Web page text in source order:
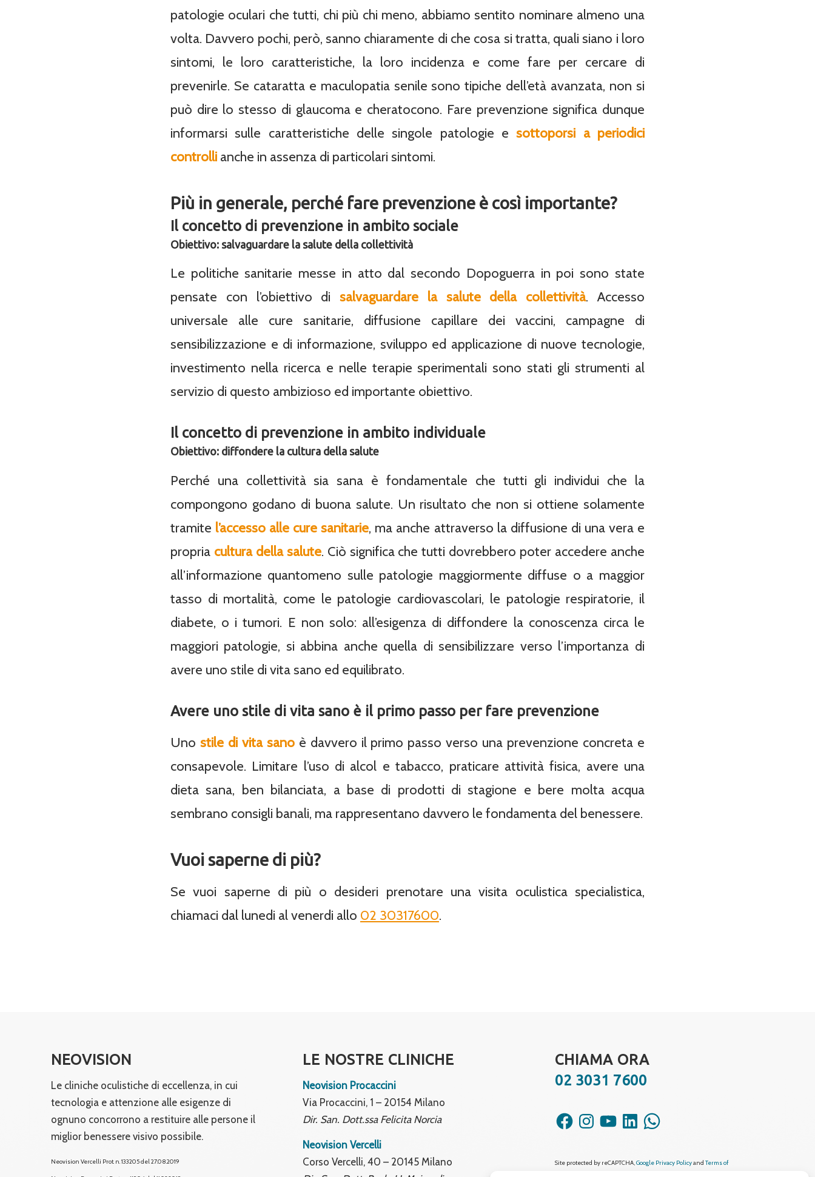
patologie oculari che tutti, chi più chi meno, abbiamo sentito nominare almeno una
volta. Davvero pochi, però, sanno chiaramente di che cosa si tratta, quali siano i loro
sintomi, le loro caratteristiche, la loro incidenza e come fare per cercare di
prevenirle. Se cataratta e maculopatia senile sono tipiche dell’età avanzata, non si
può dire lo stesso di glaucoma e cheratocono. Fare prevenzione significa dunque
informarsi sulle caratteristiche delle singole patologie esottoporsi a periodici
controllianche in assenza di particolari sintomi.
Più in generale, perché fare prevenzione è così importante?
Il concetto di prevenzione in ambito sociale
Obiettivo: salvaguardare la salute della collettività
Le politiche sanitarie messe in atto dal secondo Dopoguerra in poi sono state
pensate con l’obiettivo disalvaguardare la salute della collettività. Accesso
universale alle cure sanitarie, diffusione capillare dei vaccini, campagne di
sensibilizzazione e di informazione, sviluppo ed applicazione di nuove tecnologie,
investimento nella ricerca e nelle terapie sperimentali sono stati gli strumenti al
servizio di questo ambizioso ed importante obiettivo.
Il concetto di prevenzione in ambito individuale
Obiettivo: diffondere la cultura della salute
Perché una collettività sia sana è fondamentale che tutti gli individui che la
compongono godano di buona salute. Un risultato che non si ottiene solamente
tramite l’accesso alle cure sanitarie, ma anche attraverso la diffusione di una vera e
propria cultura della salute. Ciò significa che tutti dovrebbero poter accedere anche
all’informazione quantomeno sulle patologie maggiormente diffuse o a maggior
tasso di mortalità, come le patologie cardiovascolari, le patologie respiratorie, il
diabete, o i tumori. E non solo: all’esigenza di diffondere la conoscenza circa le
maggiori patologie, si abbina anche quella di sensibilizzare verso l’importanza di
avere uno stile di vita sano ed equilibrato.
Avere uno stile di vita sano è il primo passo per fare prevenzione
Uno stile di vita sanoè davvero il primo passo verso una prevenzione concreta e
consapevole. Limitare l’uso di alcol e tabacco, praticare attività fisica, avere una
dieta sana, ben bilanciata, a base di prodotti di stagione e bere molta acqua
sembrano consigli banali, ma rappresentano davvero le fondamenta del benessere.
Vuoi saperne di più?
Se vuoi saperne di più o desideri prenotare una visita oculistica specialistica,
chiamaci dal lunedi al venerdi allo 02 30317600.
NEOVISION
Le cliniche oculistiche di eccellenza, in cui
tecnologia e attenzione alle esigenze di
ognuno concorrono a restituire alle persone il
miglior benessere visivo possibile.
Neovision Vercelli Prot. n. 133205 del 27.08.2019
LE NOSTRE CLINICHE
Neovision Procaccini
Via Procaccini, 1 – 20154 Milano
Dir. San. Dott.ssa Felicita Norcia
Neovision Vercelli
Corso Vercelli, 40 – 20145 Milano
CHIAMA ORA
02 3031 7600
Facebook
Instagram
YouTube
LinkedInWhatsApp
Site protected by reCAPTCHA,Google Privacy PolicyandTerms of